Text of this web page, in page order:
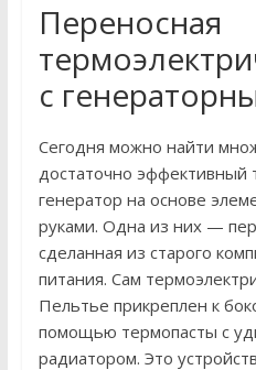
Переносная
с
Сегодня можно найти
достаточно эффективный
генератор на основе
руками. Одна из них —
сделанная из старого
питания. Сам
Пельтье прикреплен к
помощью термопасты с
радиатором. Это